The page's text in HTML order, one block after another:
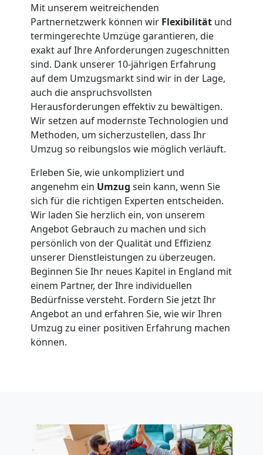
Mit unserem weitreichenden
Partnernetzwerk können wir Flexibilität und
termingerechte Umzüge garantieren, die
exakt auf Ihre Anforderungen zugeschnitten
sind. Dank unserer 10-jährigen Erfahrung
auf dem Umzugsmarkt sind wir in der Lage,
auch die anspruchsvollsten
Herausforderungen effektiv zu bewältigen.
Wir setzen auf modernste Technologien und
Methoden, um sicherzustellen, dass Ihr
Umzug so reibungslos wie möglich verläuft.
Erleben Sie, wie unkompliziert und
angenehm ein Umzug sein kann, wenn Sie
sich für die richtigen Experten entscheiden.
Wir laden Sie herzlich ein, von unserem
Angebot Gebrauch zu machen und sich
persönlich von der Qualität und Effizienz
unserer Dienstleistungen zu überzeugen.
Beginnen Sie Ihr neues Kapitel in England mit
einem Partner, der Ihre individuellen
Bedürfnisse versteht. Fordern Sie jetzt Ihr
Angebot an und erfahren Sie, wie wir Ihren
Umzug zu einer positiven Erfahrung machen
können.